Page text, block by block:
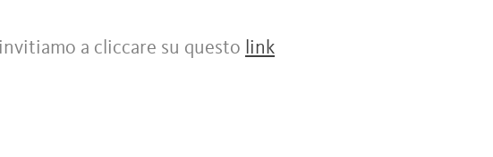
a cliccare su questo link